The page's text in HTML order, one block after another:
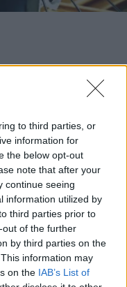
to third parties, or
information for
the below opt-out
note that after your
continue seeing
information utilized by
third parties prior to
of the further
by third parties on the
information may
on the IAB’s List of
Ζωής
τρεις